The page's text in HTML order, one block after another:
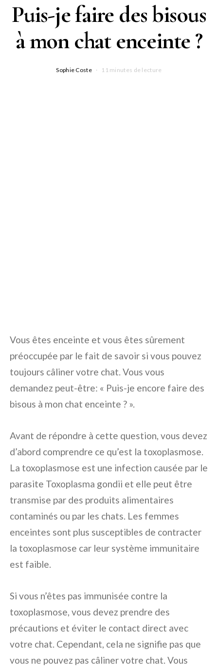
Puis-je faire des bisous
à mon chat enceinte ?
Sophie Coste 11 minutes de lecture
Vous êtes enceinte et vous êtes sûrement
préoccupée par le fait de savoir si vous pouvez
toujours câliner votre chat. Vous vous
demandez peut-être: « Puis-je encore faire des
bisous à mon chat enceinte ? ».
Avant de répondre à cette question, vous devez
d’abord comprendre ce qu’est la toxoplasmose.
La toxoplasmose est une infection causée par le
parasite Toxoplasma gondii et elle peut être
transmise par des produits alimentaires
contaminés ou par les chats. Les femmes
enceintes sont plus susceptibles de contracter
la toxoplasmose car leur système immunitaire
est faible.
Si vous n’êtes pas immunisée contre la
toxoplasmose, vous devez prendre des
précautions et éviter le contact direct avec
votre chat. Cependant, cela ne signifie pas que
vous ne pouvez pas câliner votre chat. Vous